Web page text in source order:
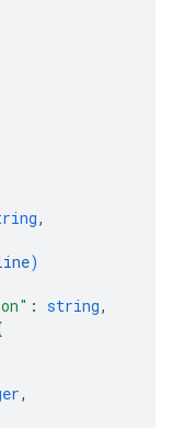
,
)
: string,
,